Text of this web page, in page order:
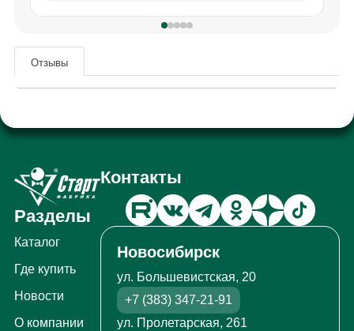
Отзывы
Разделы
Каталог
Где купить
Новости
О компании
Контакты
Новосибирск
ул. Большевистская, 20
+7 (383) 347-21-91
ул. Пролетарская, 261